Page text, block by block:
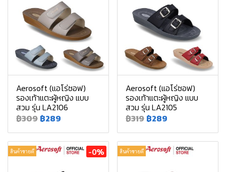
Aerosoft (แอโร่ซอฟ)
รองเท้าแตะผู้หญิง แบบ
สวม รุ่น LA2106
฿309 ฿289
Aerosoft (แอโร่ซอฟ)
รองเท้าแตะผู้หญิง แบบ
สวม รุ่น LA2105
฿319 ฿289
สินค้าขายดี -0% สินค้าขายดี